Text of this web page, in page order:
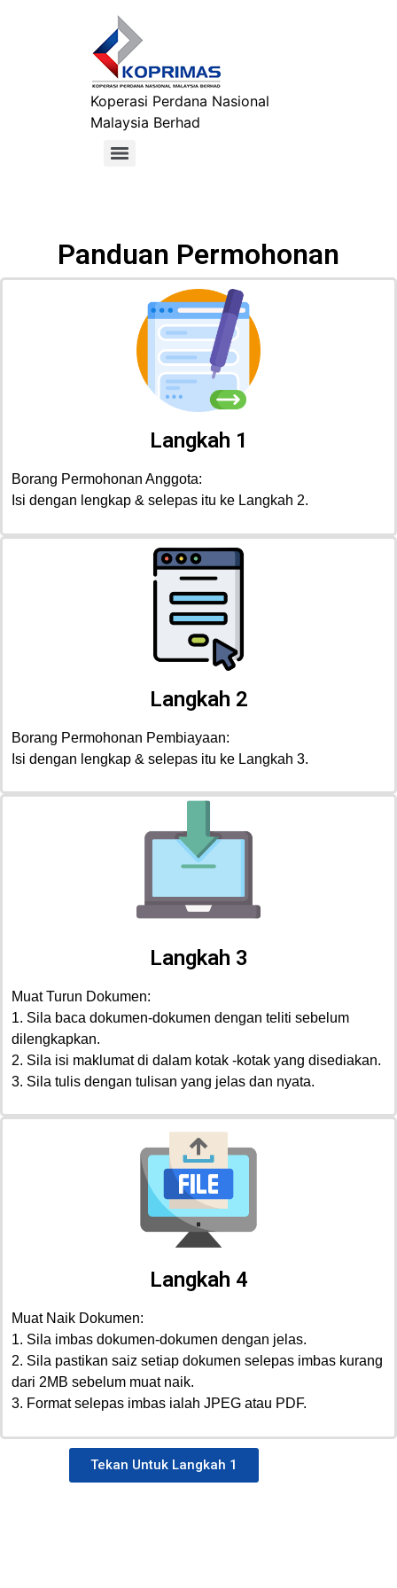
Koperasi Perdana Nasional
Malaysia Berhad
Panduan Permohonan
Langkah 1
Borang Permohonan Anggota:
Isi dengan lengkap & selepas itu ke Langkah 2.
Langkah 2
Borang Permohonan Pembiayaan:
Isi dengan lengkap & selepas itu ke Langkah 3.
Langkah 3
Muat Turun Dokumen:
1. Sila baca dokumen-dokumen dengan teliti sebelum
dilengkapkan.
2. Sila isi maklumat di dalam kotak -kotak yang disediakan.
3. Sila tulis dengan tulisan yang jelas dan nyata.
Langkah 4
Muat Naik Dokumen:
1. Sila imbas dokumen-dokumen dengan jelas.
2. Sila pastikan saiz setiap dokumen selepas imbas kurang
dari 2MB sebelum muat naik.
3. Format selepas imbas ialah JPEG atau PDF.
Tekan Untuk Langkah 1